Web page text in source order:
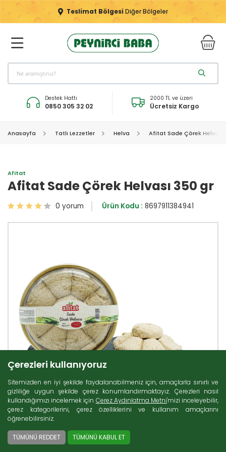
Teslimat Bölgesi Diğer Bölgeler
Destek Hattı
0850 305 32 02
2000 TL ve üzeri
Ücretsiz Kargo
Anasayfa Tatlı Lezzetler Helva Afitat Sade Çörek Helvası
Afitat
Afitat Sade Çörek Helvası 350 gr
0 yorum Ürün Kodu : 8697911384941
Çerezleri kullanıyoruz
Sitemizden en iyi şekilde faydalanabilmeniz için, amaçlarla sınırlı ve
gizliliğe uygun şekilde çerez konumlandırmaktayız. Çerezleri nasıl
kullandığımızı incelemek için Çerez Aydınlatma Metni'mizi inceleyebilir,
çerez kategorilerini, çerez özelliklerini ve kullanım amaçlarını
öğrenebilirsiniz.
TÜMÜNÜ REDDET TÜMÜNÜ KABUL ET